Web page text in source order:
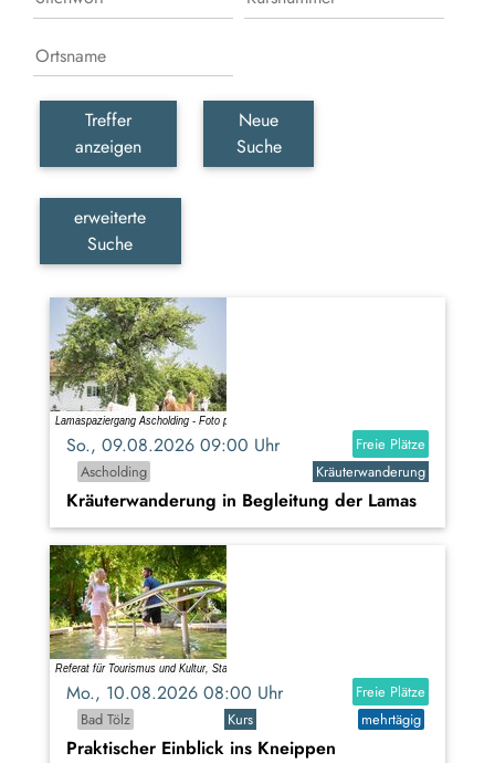
Treffer
anzeigen
Neue
Suche
erweiterte
Suche
So., 09.08.2026 09:00 Uhr
Freie Plätze
Ascholding
Kräuterwanderung
Kräuterwanderung in Begleitung der Lamas
Mo., 10.08.2026 08:00 Uhr
Freie Plätze
Bad Tölz
Kurs mehrtägig
Praktischer Einblick ins Kneippen